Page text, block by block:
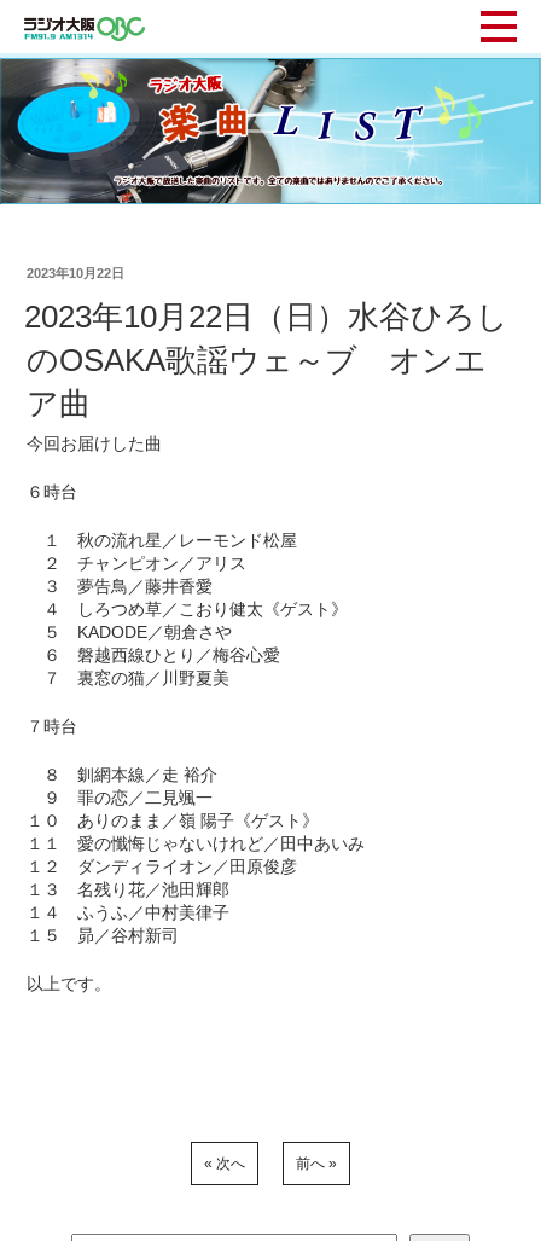
2023年10月22日
2023年10月22日（日）水谷ひろし
のOSAKA歌謡ウェ～ブ オンエ
ア曲
今回お届けした曲
６時台
１ 秋の流れ星／レーモンド松屋
２ チャンピオン／アリス
３ 夢告鳥／藤井香愛
４ しろつめ草／こおり健太《ゲスト》
５ KADODE／朝倉さや
６ 磐越西線ひとり／梅谷心愛
７ 裏窓の猫／川野夏美
７時台
８ 釧網本線／走 裕介
９ 罪の恋／二見颯一
１０ ありのまま／嶺 陽子《ゲスト》
１１ 愛の懺悔じゃないけれど／田中あいみ
１２ ダンディライオン／田原俊彦
１３ 名残り花／池田輝郎
１４ ふうふ／中村美律子
１５ 昴／谷村新司
以上です。
« 次へ 前へ »